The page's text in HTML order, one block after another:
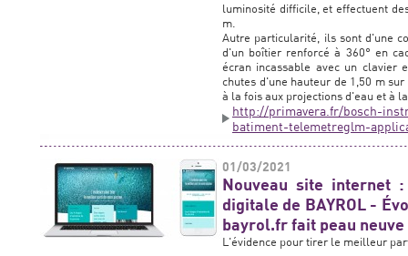
luminosité difficile, et effectuent
m.
Autre particularité, ils sont d'une
d'un boîtier renforcé à 360° en
écran incassable avec un clavier
chutes d'une hauteur de 1,50 m
à la fois aux projections d'eau et à
http://primavera.fr/bosch-
batiment-telemetreglm-
01/03/2021
Nouveau site internet
digitale de BAYROL -
bayrol.fr fait peau neuve
L'évidence pour tirer le meilleur